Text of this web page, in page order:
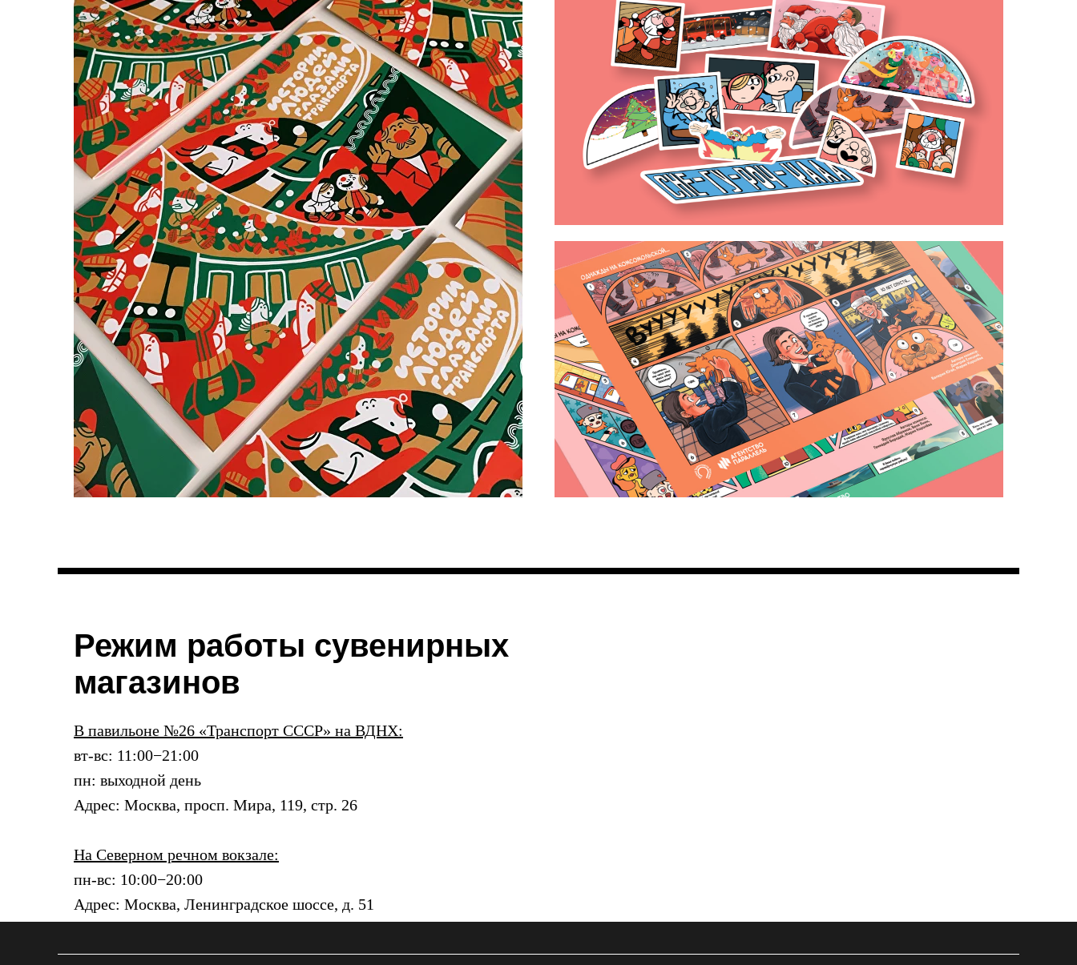
НАЗАД
Режим работы сувенирных
магазинов
В павильоне №26 «Транспорт СССР» на ВДНХ:
вт-вс: 11:00−21:00
пн: выходной день
Адрес: Москва, просп. Мира, 119, стр. 26
На Северном речном вокзале:
пн-вс: 10:00−20:00
Адрес: Москва, Ленинградское шоссе, д. 51